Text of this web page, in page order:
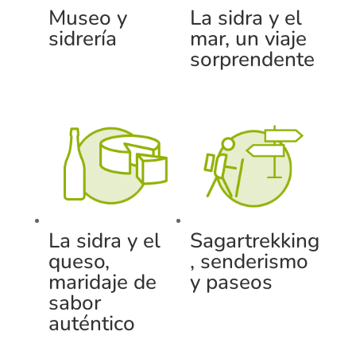
Museo y
sidrería
La sidra y el
mar, un viaje
sorprendente
La sidra y el
queso,
maridaje de
sabor
auténtico
Sagartrekking
, senderismo
y paseos